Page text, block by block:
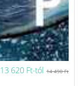
13 620 Ft-tól 14 490 Ft